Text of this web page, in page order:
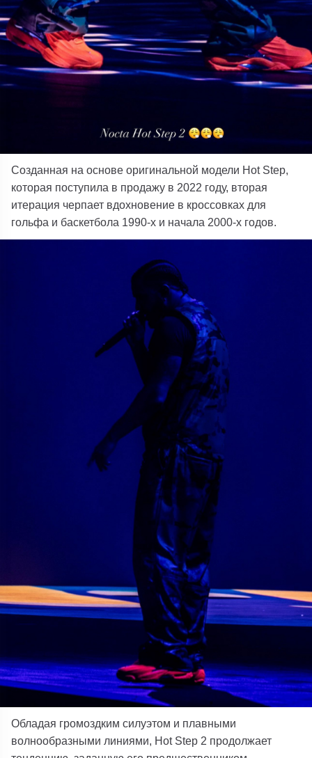
Созданная на основе оригинальной модели Hot Step,
которая поступила в продажу в 2022 году, вторая
итерация черпает вдохновение в кроссовках для
гольфа и баскетбола 1990-х и начала 2000-х годов.
Обладая громоздким силуэтом и плавными
волнообразными линиями, Hot Step 2 продолжает